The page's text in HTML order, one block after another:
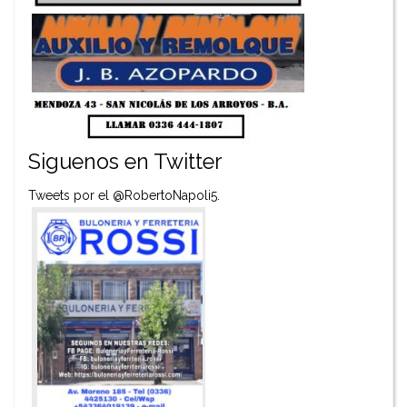
Siguenos en Twitter
Tweets por el @RobertoNapoli5.